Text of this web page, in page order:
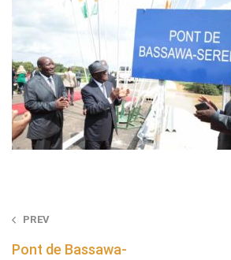
Post
navigation
PREV
Pont de Bassawa-